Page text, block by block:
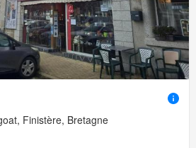
Finistère, Bretagne